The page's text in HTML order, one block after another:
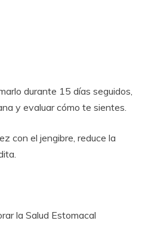
durante 15 días seguidos,
y evaluar cómo te sientes.
con el jengibre, reduce la
la Salud Estomacal